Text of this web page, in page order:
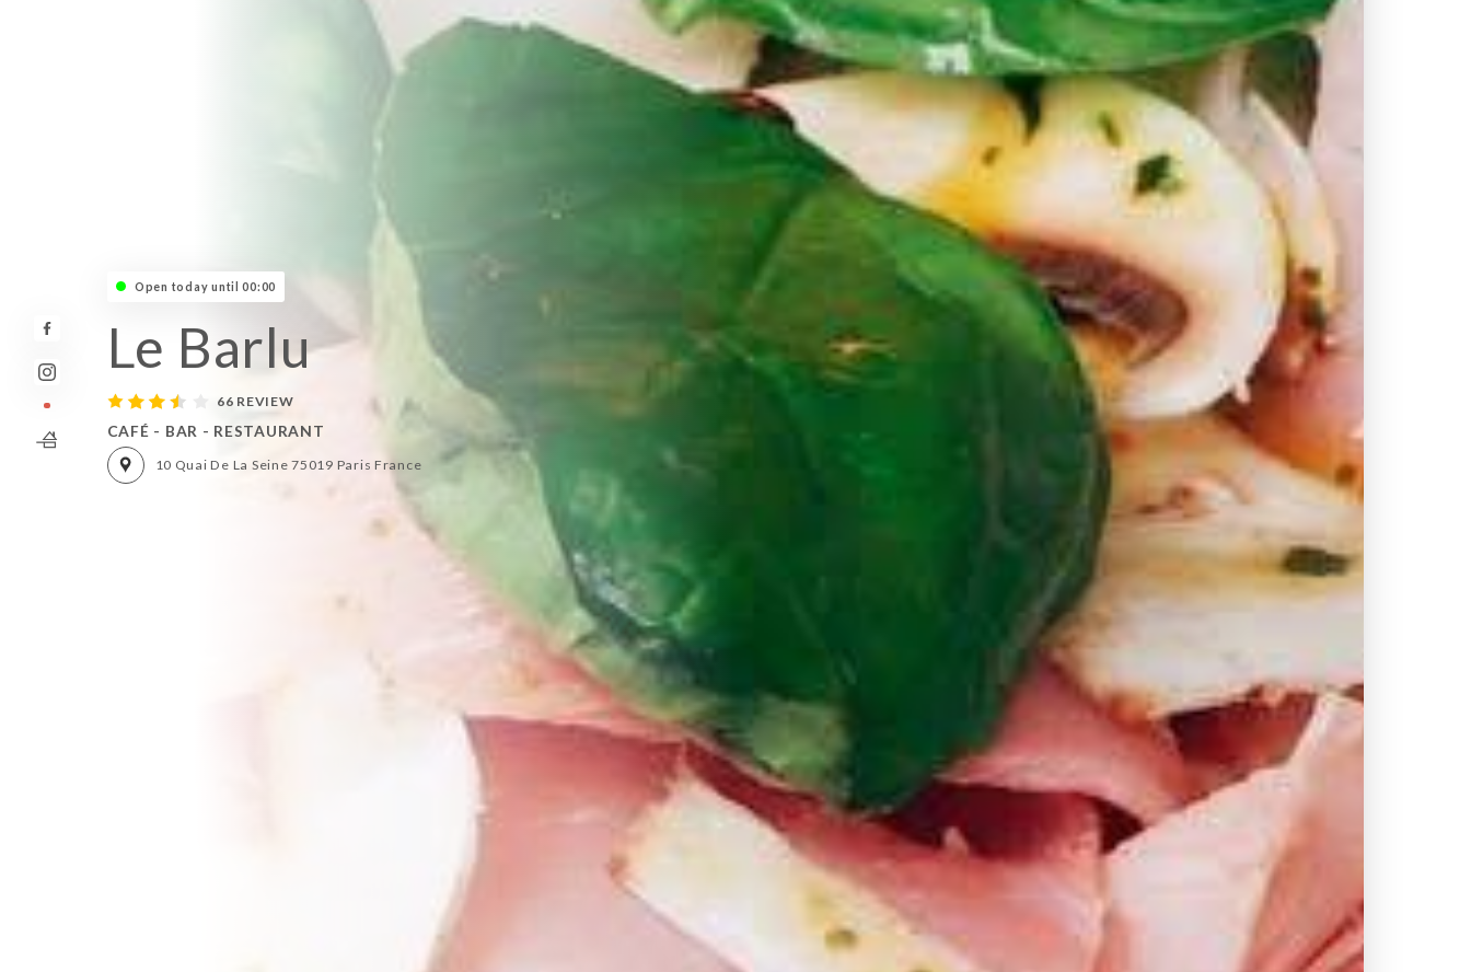
Open today until 00:00
Le Barlu
66 REVIEW
CAFÉ - BAR - RESTAURANT
10 Quai De La Seine 75019 Paris France